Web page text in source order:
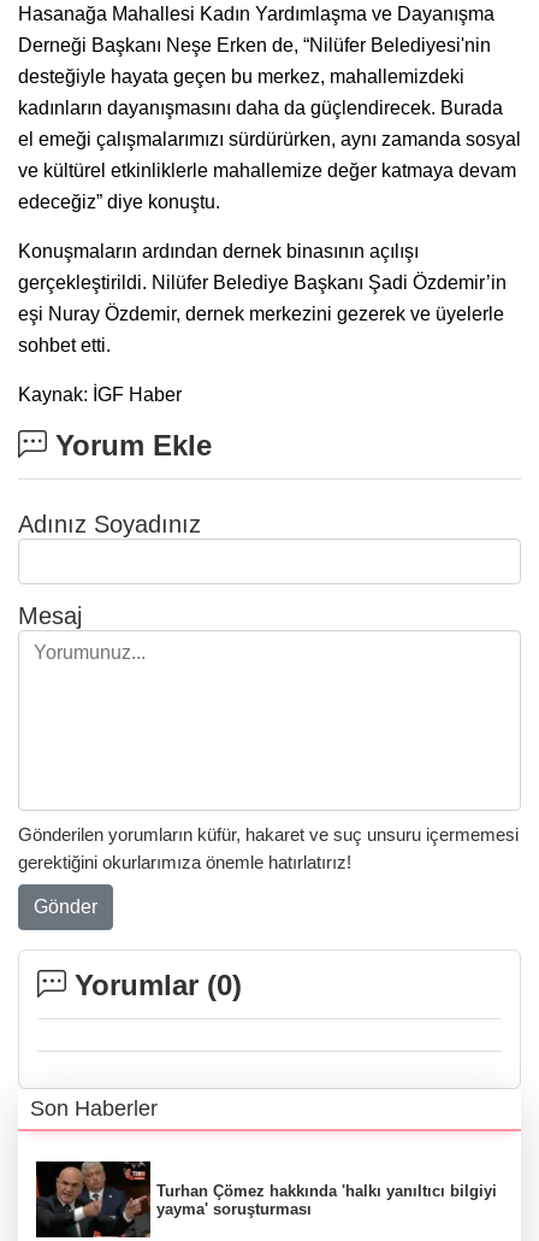
Hasanağa Mahallesi Kadın Yardımlaşma ve Dayanışma
Derneği Başkanı Neşe Erken de, “Nilüfer Belediyesi'nin
desteğiyle hayata geçen bu merkez, mahallemizdeki
kadınların dayanışmasını daha da güçlendirecek. Burada
el emeği çalışmalarımızı sürdürürken, aynı zamanda sosyal
ve kültürel etkinliklerle mahallemize değer katmaya devam
edeceğiz” diye konuştu.
Konuşmaların ardından dernek binasının açılışı
gerçekleştirildi. Nilüfer Belediye Başkanı Şadi Özdemir’in
eşi Nuray Özdemir, dernek merkezini gezerek ve üyelerle
sohbet etti.
Kaynak: İGF Haber
Yorum Ekle
Adınız Soyadınız
Mesaj
Gönderilen yorumların küfür, hakaret ve suç unsuru içermemesi
gerektiğini okurlarımıza önemle hatırlatırız!
Gönder
Yorumlar (0)
Son Haberler
Turhan Çömez hakkında 'halkı yanıltıcı bilgiyi
yayma' soruşturması